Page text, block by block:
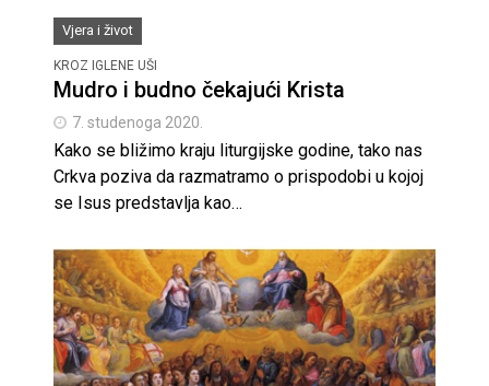
Vjera i život
KROZ IGLENE UŠI
Mudro i budno čekajući Krista
7. studenoga 2020.
Kako se bližimo kraju liturgijske godine, tako nas
Crkva poziva da razmatramo o prispodobi u kojoj
se Isus predstavlja kao…